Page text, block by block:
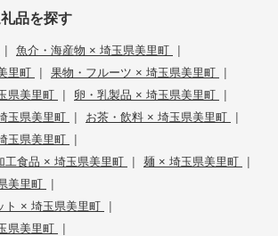
品を探す
| 魚介・海産物 × 埼玉県美里町 |
里町 | 果物・フルーツ × 埼玉県美里町 |
県美里町 | 卵・乳製品 × 埼玉県美里町 |
玉県美里町 | お茶・飲料 × 埼玉県美里町 |
玉県美里町 |
工食品 × 埼玉県美里町 | 麺 × 埼玉県美里町 |
美里町 |
ト × 埼玉県美里町 |
県美里町 |